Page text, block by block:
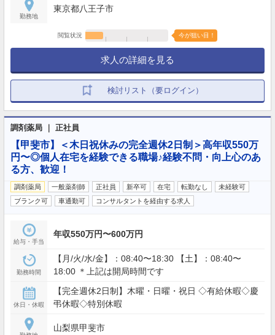
勤務地
東京都八王子市
閲覧状況 今が狙い目！
求人の詳細を見る
検討リスト（要ログイン）
調剤薬局 ｜ 正社員
【甲斐市】＜木日祝休みの完全週休2日制＞高年収550万
円〜◎個人在宅を経験できる職場♪経験不問・向上心のあ
る方、歓迎！
調剤薬局 一般薬剤師 正社員 新卒可 在宅 転勤なし
未経験可
ブランク可
車通勤可 コンサルタントを経由する求人
給与・手当
年収550万円〜600万円
勤務時間
【月/火/水/金】：08:40〜18:30 【土】：08:40〜
18:00 ＊上記は開局時間です
休日・休暇
【完全週休2日制】木曜・日曜・祝日 ◇有給休暇◇慶
弔休暇◇特別休暇
山梨県甲斐市